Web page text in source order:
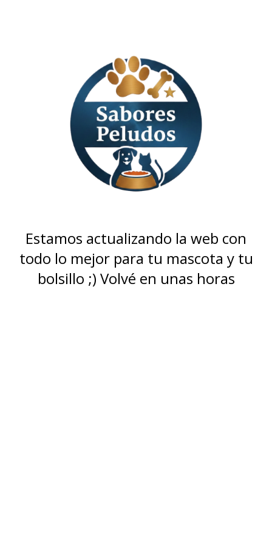
Estamos actualizando la web con
todo lo mejor para tu mascota y tu
bolsillo ;) Volvé en unas horas